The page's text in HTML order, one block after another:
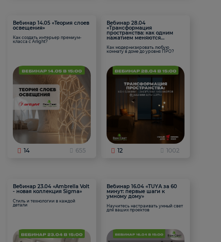
Вебинар 14.05 «Теория слоев
освещения»
Как создать интерьер премиум-
класса с Arlight?
14 655
Вебинар 28.04
«Трансформация
пространства: как одним
нажатием меняются
Как модернизировать любую
комнату в доме до уровня ПРО?
12 1002
Вебинар 23.04 «Ambrella Volt
- новая коллекция Sigma»
Стиль и технологии в каждой
детали
Вебинар 16.04 «TUYA за 60
минут: первые шаги к
умному дому»
Научитесь настраивать умный свет
для ваших проектов